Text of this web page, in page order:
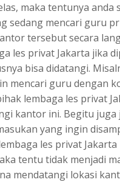
maka tentunya anda
sedang mencari guru
tersebut secara
les privat Jakarta jika
bisa didatangi.
mencari guru dengan
lembaga les privat
kantor ini. Begitu juga
yang ingin
les privat Jakarta
tentu tidak menjadi
mendatangi lokasi